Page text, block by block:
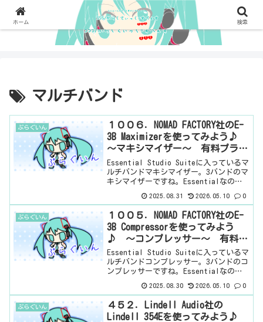
マルチバンド
ぷらぐいん
１００６．NOMAD FACTORY社のE-
3B Maximizerを使ってみよう♪
～マキシマイザー～ 有料プラグ
イン
Essential Studio Suiteに入っているマ
ルチバンドマキシマイザー。3バンドのマ
キシマイザーですね。Essentialなの
ンドルですね。なんなら、DAWに付属して
いる感じのやつ。基本情報ダ...
2025.08.31 2026.05.10 0
ぷらぐいん
１００５．NOMAD FACTORY社のE-
3B Compressorを使ってみよう
♪ ～コンプレッサー～ 有料プ
ラグイン
Essential Studio Suiteに入っているマ
ルチバンドコンプレッサー。3バンドのコ
ンプレッサーですね。Essentialなの
ンドルですね。なんなら、DAWに付属して
いる感じのやつ。基本情報ダ...
2025.08.30 2026.05.10 0
ぷらぐいん
４５２．Lindell Audio社の
Lindell 354Eを使ってみよう♪
ホーム 検索